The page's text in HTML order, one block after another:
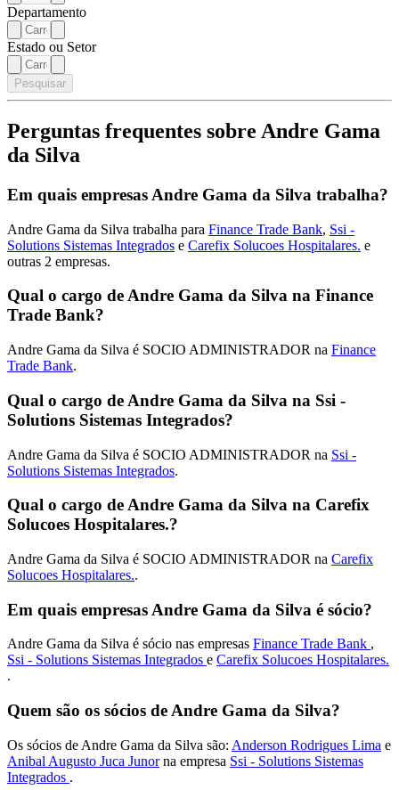
Departamento
Estado ou Setor
Pesquisar
Perguntas frequentes sobre Andre Gama
da Silva
Em quais empresas Andre Gama da Silva trabalha?
Andre Gama da Silva trabalha para Finance Trade Bank, Ssi -
Solutions Sistemas Integrados e Carefix Solucoes Hospitalares. e
outras 2 empresas.
Qual o cargo de Andre Gama da Silva na Finance
Trade Bank?
Andre Gama da Silva é SOCIO ADMINISTRADOR na Finance
Trade Bank.
Qual o cargo de Andre Gama da Silva na Ssi -
Solutions Sistemas Integrados?
Andre Gama da Silva é SOCIO ADMINISTRADOR na Ssi -
Solutions Sistemas Integrados.
Qual o cargo de Andre Gama da Silva na Carefix
Solucoes Hospitalares.?
Andre Gama da Silva é SOCIO ADMINISTRADOR na Carefix
Solucoes Hospitalares..
Em quais empresas Andre Gama da Silva é sócio?
Andre Gama da Silva é sócio nas empresas Finance Trade Bank ,
Ssi - Solutions Sistemas Integrados e Carefix Solucoes Hospitalares.
.
Quem são os sócios de Andre Gama da Silva?
Os sócios de Andre Gama da Silva são: Anderson Rodrigues Lima e
Anibal Augusto Juca Junorna empresa Ssi - Solutions Sistemas
Integrados .